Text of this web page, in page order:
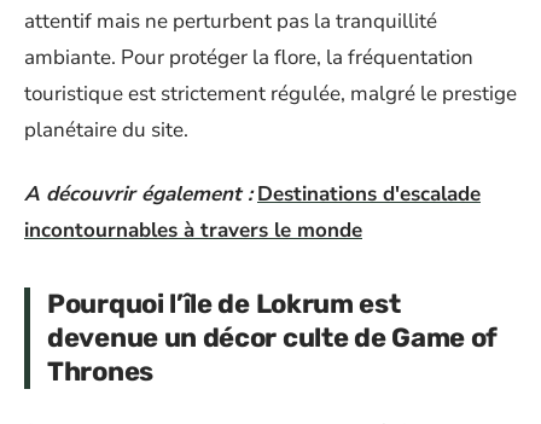
attentif mais ne perturbent pas la tranquillité
ambiante. Pour protéger la flore, la fréquentation
touristique est strictement régulée, malgré le prestige
planétaire du site.
A découvrir également : Destinations d'escalade
incontournables à travers le monde
Pourquoi l’île de Lokrum est
devenue un décor culte de Game of
Thrones